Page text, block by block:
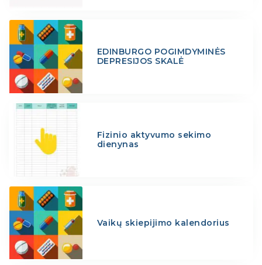
EDINBURGO POGIMDYMINĖS
DEPRESIJOS SKALĖ
Fizinio aktyvumo sekimo
dienynas
Vaikų skiepijimo kalendorius